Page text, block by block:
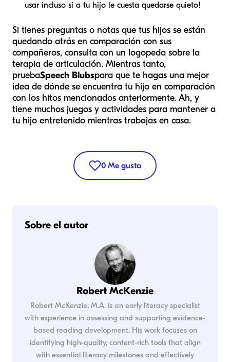
usar incluso si a tu hijo le cuesta quedarse quieto!
Si tienes preguntas o notas que tus hijos se están
quedando atrás en comparación con sus
compañeros, consulta con un logopeda sobre la
terapia de articulación. Mientras tanto,
pruebaSpeech Blubspara que te hagas una mejor
idea de dónde se encuentra tu hijo en comparación
con los hitos mencionados anteriormente. Ah, y
tiene muchos juegos y actividades para mantener a
tu hijo entretenido mientras trabajas en casa.
0 Me gusta
Sobre el autor
Robert McKenzie
Robert McKenzie, M.A. is an early literacy specialist
with experience in assessing and supporting evidence-
based reading development. His work focuses on
identifying high-quality, content-rich tools that align
with essential literacy milestones and effectively